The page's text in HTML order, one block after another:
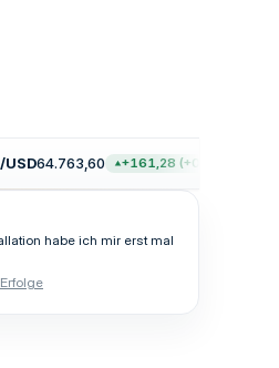
64.763,60 +161,28 (+0,25 %)
habe ich mir erst mal